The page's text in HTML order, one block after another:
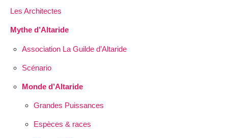
Les Architectes
Mythe d’Altaride
Association La Guilde d’Altaride
Scénario
Monde d’Altaride
Grandes Puissances
Espèces & races